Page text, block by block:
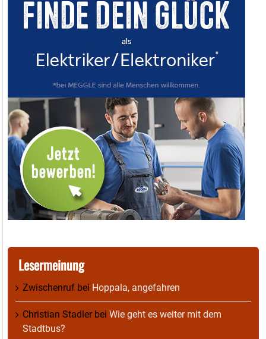
Lesermeinung
Zwischenruf bei Hoppala, angefahren
Christian Stadlerbei Wie geht es weiter mit dem
Stadtbus?